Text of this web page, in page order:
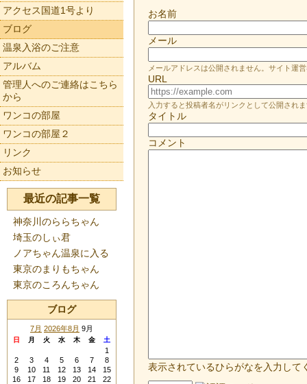
お名前
メール
メールアドレスは公開されません。サイト運
URL
入力すると投稿者名がリンクとして公開され
タイトル
コメント
表示されているひらがなを入力して
アクセス国道1号より
ブログ
温泉入浴のご注意
アルバム
管理人へのご連絡はこちら
から
ワンコの部屋
ワンコの部屋２
リンク
お知らせ
最近の記事一覧
神奈川のららちゃん
埼玉のしぃ君
ノアちゃん温泉に入る
東京のまりもちゃん
東京のころんちゃん
ブログ
7月 2026年8月 9月
日 月 火 水 木 金 土
1
2
3 4 5 6 7
8
9
10 11 12 13 14
15
16
17 18 19 20 21
22